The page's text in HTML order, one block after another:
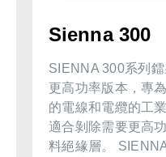
Sienna 300
SIENNA 300系列
更高功率版本，專
的電線和電纜的工
適合剝除需要更高
料絕緣層。